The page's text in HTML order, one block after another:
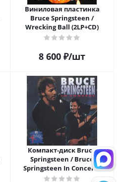
Виниловая пластинка
Bruce Springsteen /
Wrecking Ball (2LP+CD)
8 600 ₽/шт
Компакт-диск Bruce
Springsteen / Bruce
Springsteen In Concert -
Unplugged (1CD)